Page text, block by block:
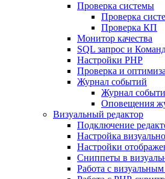
Проверка системы
Проверка
Проверка КП
Монитор качества
SQL запрос и
Настройки PHP
Проверка и
Журнал событий
Журнал
Оповещения
Визуальный редактор
Подключение
Настройка
Настройки
Сниппеты в
Работа с